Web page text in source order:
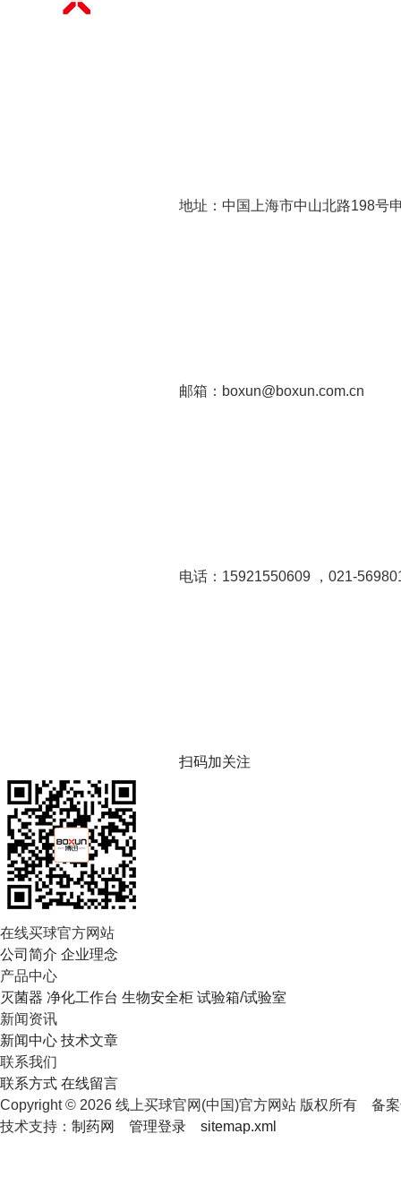
地址：中国上海市中山北路198号
邮箱：boxun@boxun.com.cn
电话：15921550609 ，021-
扫码加关注
在线买球官方网站
公司简介 企业理念
产品中心
灭菌器 净化工作台 生物安全柜 试验箱/试验室
新闻资讯
新闻中心 技术文章
联系我们
联系方式 在线留言
Copyright © 2026 线上买球官网(中国)官方网站 版权所有 备案
技术支持： 制药网 管理登录 sitemap.xml